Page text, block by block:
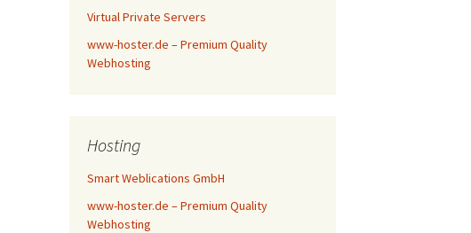
Virtual Private Servers
www-hoster.de – Premium Quality
Webhosting
Hosting
Smart Weblications GmbH
www-hoster.de – Premium Quality
Webhosting